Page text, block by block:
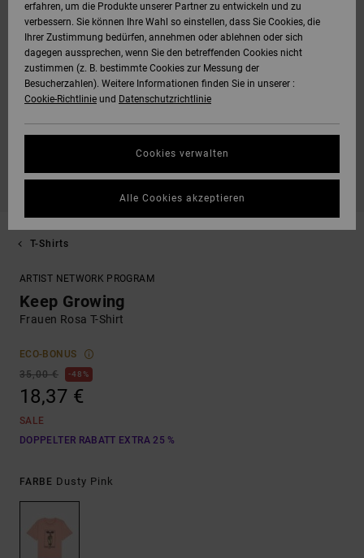
T-Shirts
ARTIST NETWORK PROGRAM
Keep Growing
Frauen Rosa T-Shirt
ECO-BONUS
35,00 €
48%
18,37 €
SALE
DOPPELTER RABATT EXTRA 25 %
FARBE Dusty Pink
erfahren, um die Produkte unserer Partner zu entwickeln und zu
verbessern. Sie können Ihre Wahl so einstellen, dass Sie Cookies, die
Ihrer Zustimmung bedürfen, annehmen oder ablehnen oder sich
dagegen aussprechen, wenn Sie den betreffenden Cookies nicht
zustimmen (z. B. bestimmte Cookies zur Messung der
Besucherzahlen). Weitere Informationen finden Sie in unserer :
Cookie-Richtlinie und Datenschutzrichtlinie
Cookies verwalten
Alle Cookies akzeptieren